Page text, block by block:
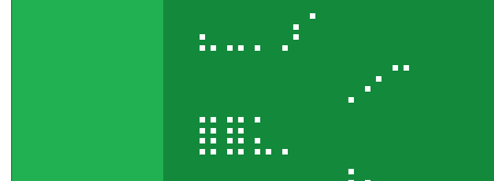
⣄⣀⡀⡰⠁⠀⠀⠀⠀
⣿⣿⣅⡀⠀⠀⠀⠀⠀